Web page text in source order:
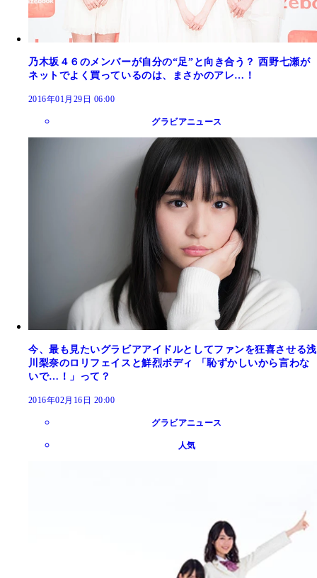
乃木坂４６のメンバーが自分の“足”と向き合う？ 西野七瀬が
ネットでよく買っているのは、まさかのアレ…！
2016年01月29日 06:00
グラビアニュース
今、最も見たいグラビアアイドルとしてファンを狂喜させる浅
川梨奈のロリフェイスと鮮烈ボディ 「恥ずかしいから言わな
いで…！」って？
2016年02月16日 20:00
グラビアニュース
人気